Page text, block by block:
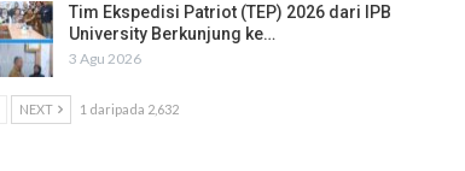
Tim Ekspedisi Patriot (TEP) 2026 dari IPB
University Berkunjung ke…
3 Agu 2026
NEXT 1 daripada 2,632